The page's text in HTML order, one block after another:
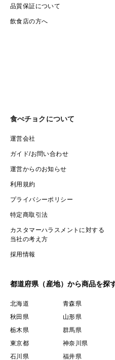
品質保証について
飲食店の方へ
食べチョクについて
運営会社
ガイド/お問い合わせ
運営からのお知らせ
利用規約
プライバシーポリシー
特定商取引法
カスタマーハラスメントに対する
当社の考え方
採用情報
都道府県（産地）から商品を探
北海道 青森県
秋田県
山形県
栃木県
群馬県
東京都
神奈川県
石川県
福井県